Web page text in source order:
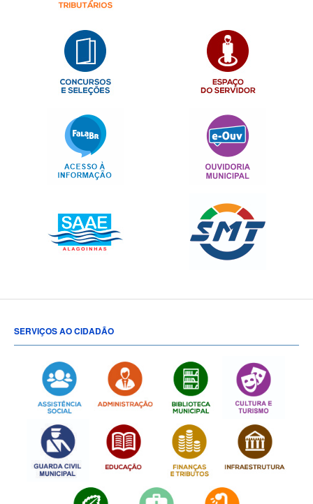
SERVIÇOS AO CIDADÃO